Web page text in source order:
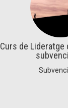
Curs de Lideratge
CONEIX
CONEIX